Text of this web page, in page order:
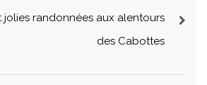
jolies randonnées aux alentours
des Cabottes